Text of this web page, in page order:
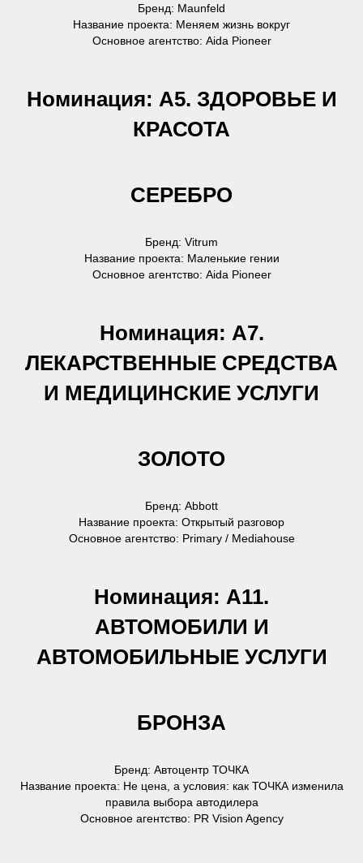
Бренд: Maunfeld
Название проекта: Меняем жизнь вокруг
Основное агентство: Aida Pioneer
Номинация: А5. ЗДОРОВЬЕ И
КРАСОТА
СЕРЕБРО
Бренд: Vitrum
Название проекта: Маленькие гении
Основное агентство: Aida Pioneer
Номинация: А7.
ЛЕКАРСТВЕННЫЕ СРЕДСТВА
И МЕДИЦИНСКИЕ УСЛУГИ
ЗОЛОТО
Бренд: Abbott
Название проекта: Открытый разговор
Основное агентство: Primary / Mediahouse
Номинация: А11.
АВТОМОБИЛИ И
АВТОМОБИЛЬНЫЕ УСЛУГИ
БРОНЗА
Бренд: Автоцентр ТОЧКА
Название проекта: Не цена, а условия: как ТОЧКА изменила
правила выбора автодилера
Основное агентство: PR Vision Agency